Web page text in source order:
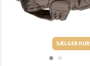
SÆLGER